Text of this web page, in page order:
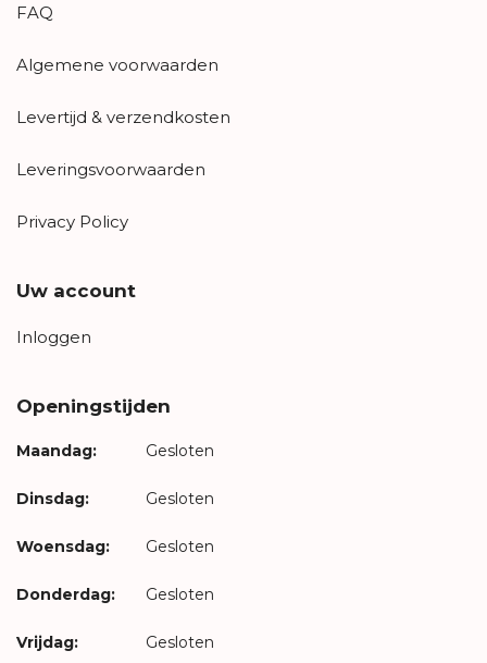
FAQ
Algemene voorwaarden
Levertijd & verzendkosten
Leveringsvoorwaarden
Privacy Policy
Uw account
Inloggen
Openingstijden
Maandag: Gesloten
Dinsdag: Gesloten
Woensdag: Gesloten
Donderdag: Gesloten
Vrijdag: Gesloten